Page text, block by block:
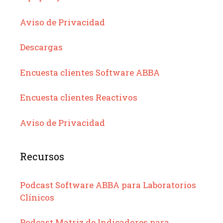
Aviso de Privacidad
Descargas
Encuesta clientes Software ABBA
Encuesta clientes Reactivos
Aviso de Privacidad
Recursos
Podcast Software ABBA para Laboratorios
Clínicos